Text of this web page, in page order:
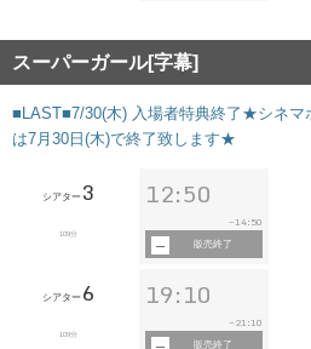
スーパーガール[字幕]
■LAST■7/30(木) 入場者特典終了★シネマ
は7月30日(木)で終了致します★
シアター 3
109分
12:50
~14:50
販売終了
シアター 6
109分
19:10
~ 21:10
販売終了